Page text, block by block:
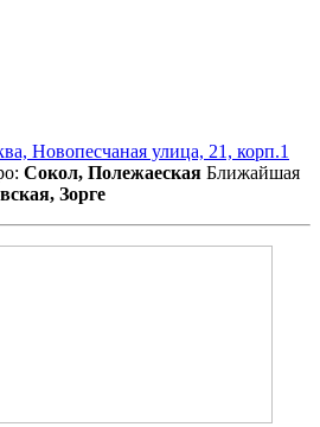
Новопесчаная улица, 21, корп.1
Сокол, Полежаеская Ближайшая
Зорге